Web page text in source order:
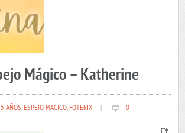
Mágico – Katherine
AÑOS,ESPEJO MAGICO,FOTERIX 0